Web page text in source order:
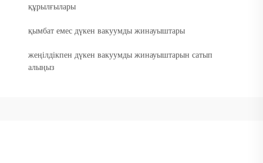
құрылғылары
қымбат емес дүкен вакуумды жинауыштары
жеңілдікпен дүкен вакуумды жинауыштарын сатып
алыңыз